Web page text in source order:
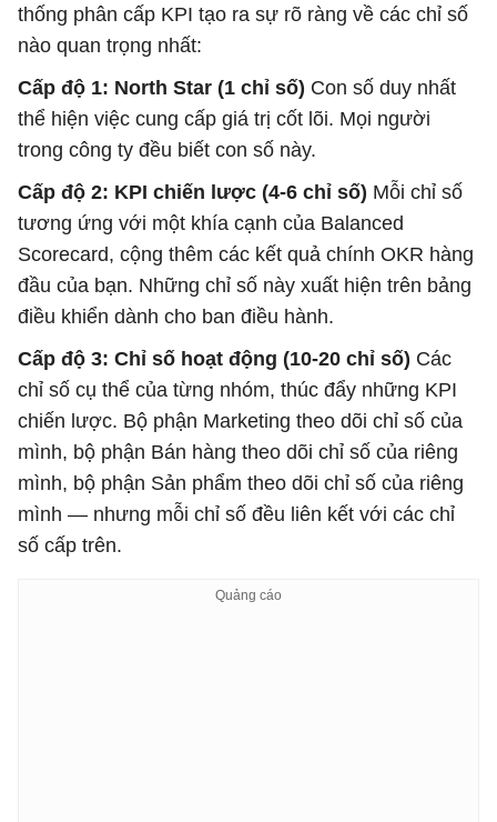
thống phân cấp KPI tạo ra sự rõ ràng về các chỉ số
nào quan trọng nhất:
Cấp độ 1: North Star (1 chỉ số) Con số duy nhất
thể hiện việc cung cấp giá trị cốt lõi. Mọi người
trong công ty đều biết con số này.
Cấp độ 2: KPI chiến lược (4-6 chỉ số) Mỗi ​​chỉ số
tương ứng với một khía cạnh của Balanced
Scorecard, cộng thêm các kết quả chính OKR hàng
đầu của bạn. Những chỉ số này xuất hiện trên bảng
điều khiển dành cho ban điều hành.
Cấp độ 3: Chỉ số hoạt động (10-20 chỉ số) Các
chỉ số cụ thể của từng nhóm, thúc đẩy những KPI
chiến lược. Bộ phận Marketing theo dõi chỉ số của
mình, bộ phận Bán hàng theo dõi chỉ số của riêng
mình, bộ phận Sản phẩm theo dõi chỉ số của riêng
mình — nhưng mỗi chỉ số đều liên kết với các chỉ
số cấp trên.